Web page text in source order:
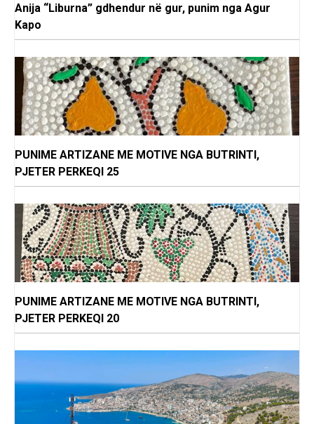
Anija “Liburna” gdhendur në gur, punim nga Agur
Kapo
PUNIME ARTIZANE ME MOTIVE NGA BUTRINTI,
PJETER PERKEQI 25
PUNIME ARTIZANE ME MOTIVE NGA BUTRINTI,
PJETER PERKEQI 20